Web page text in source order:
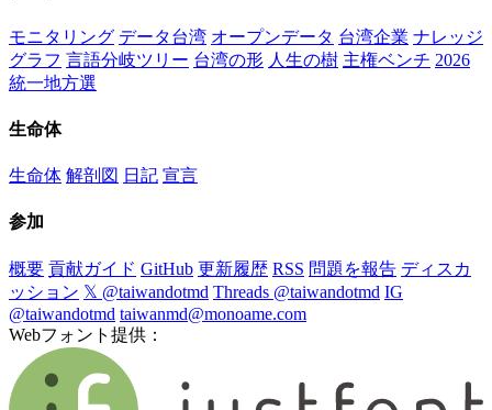
モニタリング データ台湾 オープンデータ 台湾企業 ナレッジ
グラフ 言語分岐ツリー 台湾の形 人生の樹 主権ベンチ 2026
統一地方選
生命体
生命体 解剖図 日記 宣言
参加
概要 貢献ガイド GitHub 更新履歴 RSS 問題を報告 ディスカ
ッション 𝕏 @taiwandotmd Threads @taiwandotmd IG
@taiwandotmd taiwanmd@monoame.com
Webフォント提供：